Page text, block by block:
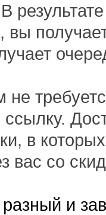
вы
не
ссылку.
в
вас со
и